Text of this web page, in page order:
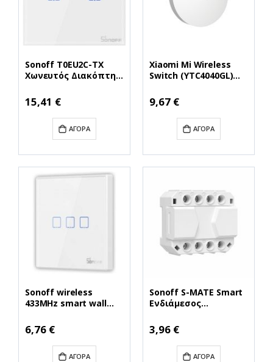
Sonoff T0EU2C-TX
Χωνευτός Διακόπτης
Έλεγχο Φωτισμού με
Πλαίσιο και Δύο
Πλήκτρα Αφής
Φωτιζόμενος Λευκός
(IM190314010)
(SONIM190314010)
15,41 €
ΑΓΟΡΆ
Xiaomi Mi Wireless
Switch (YTC4040GL)
9,67 €
ΑΓΟΡΆ
Sonoff wireless
433MHz smart wall
channel)
(M0802030011)
(SONM0802030011)
6,76 €
ΑΓΟΡΆ
Sonoff S-MATE Smart
Ενδιάμεσος
σε Λευκό Χρώμα (S-
MATE) (SONSMATE)
3,96 €
ΑΓΟΡΆ